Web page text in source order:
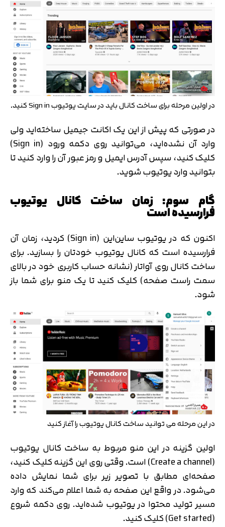
در اولین مرحله برای ساخت کانال باید در سایت یوتیوب Sign in کنید.
در صورتی که پیش از این یک اکانت جیمیل ساخته‌اید ولی
وارد آن نشده‌اید، می‌توانید روی دکمه ورود (Sign in)
کلیک کنید، سپس آدرس ایمیل و رمز عبور آن را وارد کنید تا
بتوانید وارد یوتیوب شوید.
گام سوم: زمان ساخت کانال یوتیوب
فرارسیده است
اکنون که در یوتیوب ساین‌این (Sign in) کردید، زمان آن
فرارسیده است که کانال یوتیوب خودتان را بسازید. برای
ساخت کانال روی آواتار (نشانه حساب کاربری خود در بالای
سمت راست صفحه) کلیک کنید تا یک منو برای شما باز
شود.
در این مرحله می توانید ساخت کانال یوتیوب را آغاز کنید
اولین گزینه در این منو مربوط به ساخت کانال یوتیوب
(Create a channel) است. وقتی روی این گزینه کلیک کنید،
صفحه‌ای مطابق با تصویر زیر برای شما نمایش داده
می‌شود. در واقع این صفحه به شما اعلام می‌کند که وارد
مسیر تولید محتوا در یوتیوب شده‌اید. روی دکمه شروع
(Get started) کلیک کنید.